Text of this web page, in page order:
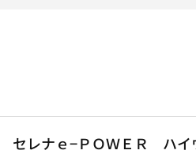
セレナｅ−ＰＯＷＥＲ ハ